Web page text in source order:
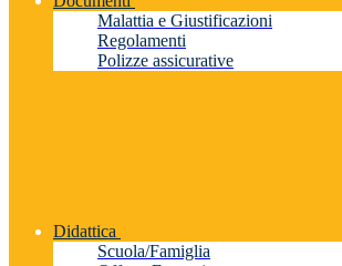
Malattia e Giustificazioni
Regolamenti
Polizze assicurative
Didattica
Scuola/Famiglia